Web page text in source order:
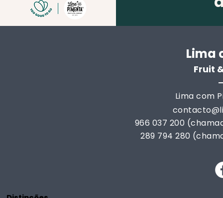
Lima
Fruit
Lima com
966 037 200
289 794 280